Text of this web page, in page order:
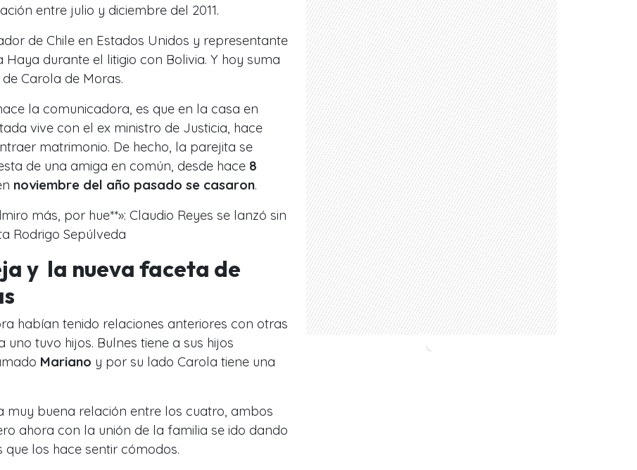
entre julio y diciembre del 2011.
de Chile en Estados Unidos y representante
Haya durante el litigio con Bolivia. Y hoy suma
Carola de Moras.
la comunicadora, es que en la casa en
vive con el ex ministro de Justicia, hace
matrimonio. De hecho, la parejita se
de una amiga en común, desde hace 8
noviembre del año pasado se casaron.
más, por hue**»: Claudio Reyes se lanzó sin
Rodrigo Sepúlveda
y la nueva faceta de
habían tenido relaciones anteriores con otras
tuvo hijos. Bulnes tiene a sus hijos
Mariano y por su lado Carola tiene una
muy buena relación entre los cuatro, ambos
ahora con la unión de la familia se ido dando
los hace sentir cómodos.